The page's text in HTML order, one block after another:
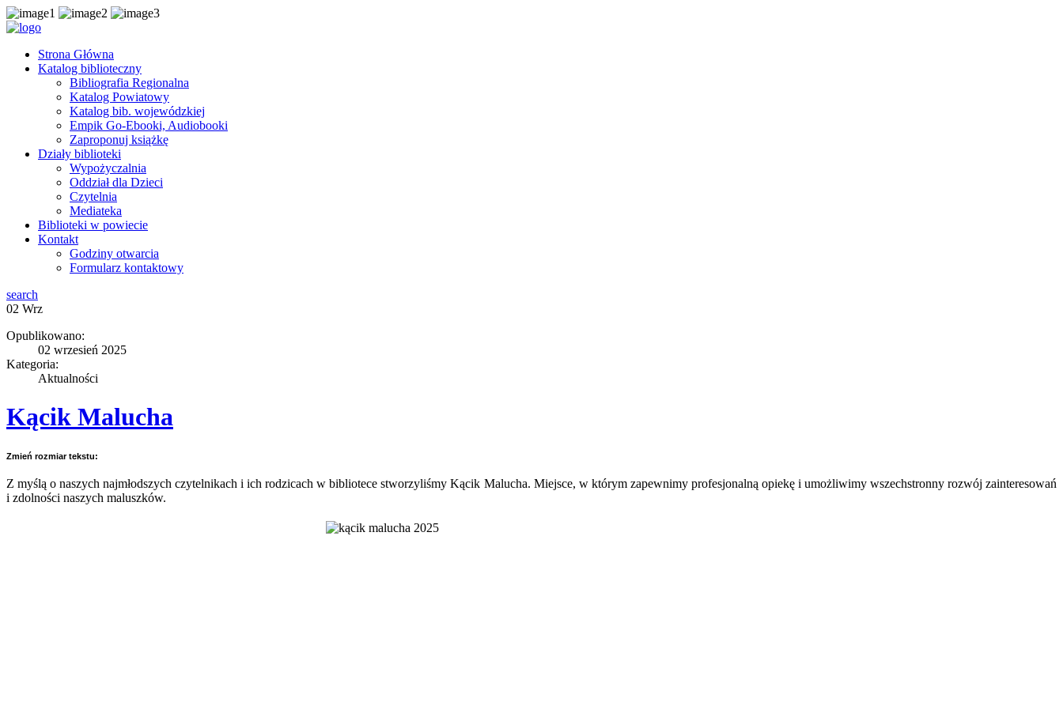
Strona Główna
Katalog biblioteczny
Bibliografia Regionalna
Katalog Powiatowy
Katalog bib. wojewódzkiej
Empik Go-Ebooki, Audiobooki
Zaproponuj książkę
Działy biblioteki
Wypożyczalnia
Oddział dla Dzieci
Czytelnia
Mediateka
Biblioteki w powiecie
Kontakt
Godziny otwarcia
Formularz kontaktowy
search
02 Wrz
Opublikowano:
02 wrzesień 2025
Kategoria:
Aktualności
Kącik Malucha
Zmień rozmiar tekstu:
Z myślą o naszych najmłodszych czytelnikach i ich rodzicach w bibliotece stworzyliśmy Kącik Malucha. Miejsce, w którym zapewnimy profesjonalną opiekę i umożliwimy wszechstronny rozwój zainteresowań
i zdolności naszych maluszków.